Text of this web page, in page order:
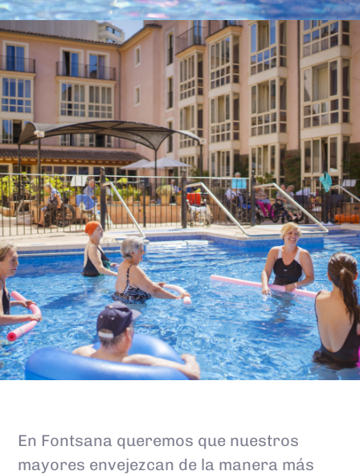
En Fontsana queremos que nuestros
mayores envejezcan de la manera más